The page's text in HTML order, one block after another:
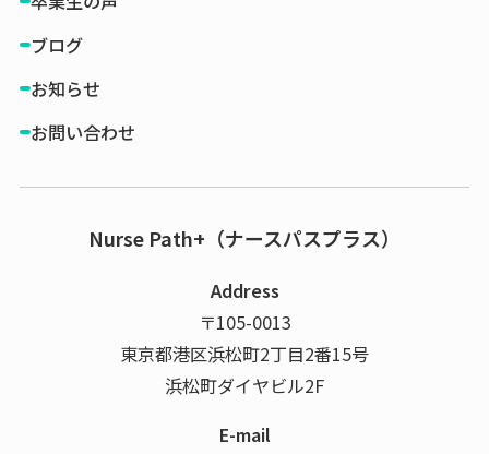
ブログ
お知らせ
お問い合わせ
Nurse Path+（ナースパスプラス）
Address
〒105-0013
東京都港区浜松町2丁目2番15号
浜松町ダイヤビル2F
E-mail